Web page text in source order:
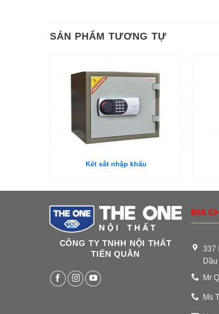
SẢN PHẨM TƯƠNG TỰ
Két sắt nhập khẩu
CÔNG TY TNHH NỘI THẤT
TIẾN QUÂN
ĐỊA
337
Mr
Ms